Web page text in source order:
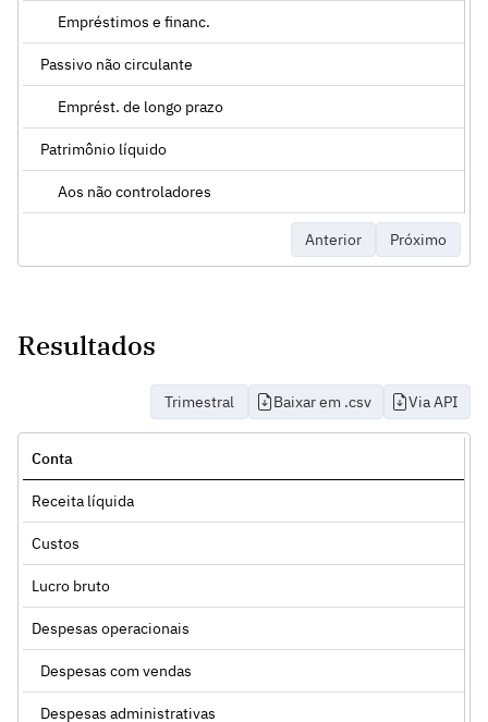
Empréstimos e financ.
Passivo não circulante
Emprést. de longo prazo
Patrimônio líquido
Aos não controladores
Anterior Próximo
Resultados
Trimestral Baixar em .csv Via API
Conta
Receita líquida
Custos
Lucro bruto
Despesas operacionais
Despesas com vendas
Despesas administrativas